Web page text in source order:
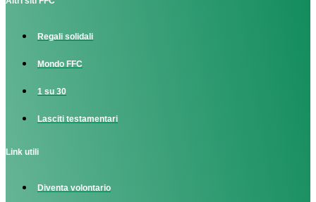
Regali solidali
Mondo FFC
1 su 30
Lasciti testamentari
Link utili
Diventa volontario